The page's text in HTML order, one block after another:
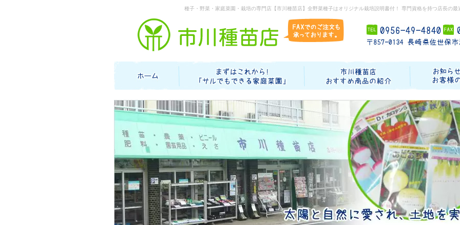
種子・野菜・家庭菜園・栽培の専門店【市川種苗店】全野菜種子はオリジナル栽培説明書付！ 専門資格を持つ店長の